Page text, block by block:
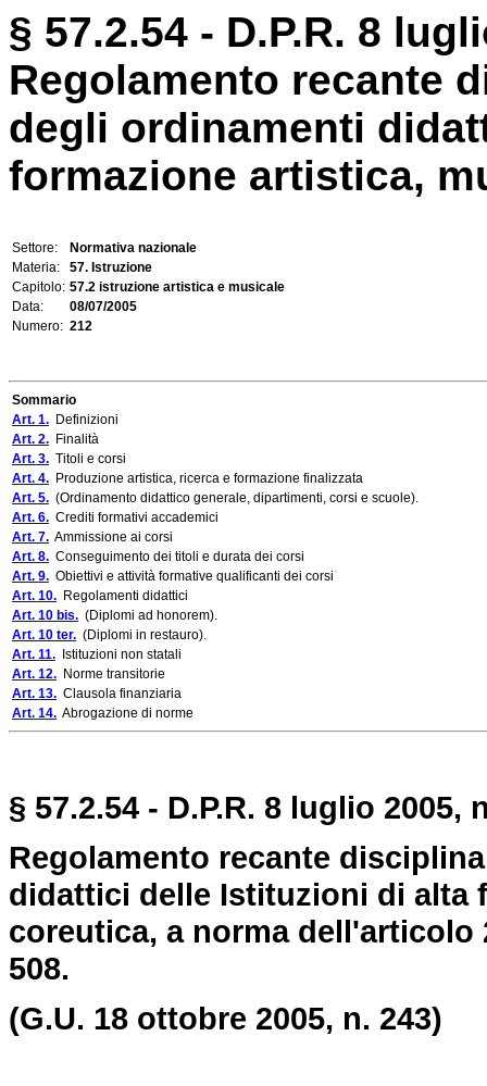
§ 57.2.54 - D.P.R. 8
Regolamento recante
degli ordinamenti
formazione artistica,
Settore:
Normativa nazionale
Materia:
57. Istruzione
Capitolo: 57.2 istruzione artistica e musicale
Data:
08/07/2005
Numero: 212
Sommario
Art. 1. Definizioni
Art. 2. Finalità
Art. 3. Titoli e corsi
Art. 4. Produzione artistica, ricerca e formazione finalizzata
Art. 5. (Ordinamento didattico generale, dipartimenti, corsi e scuole).
Art. 6. Crediti formativi accademici
Art. 7. Ammissione ai corsi
Art. 8. Conseguimento dei titoli e durata dei corsi
Art. 9. Obiettivi e attività formative qualificanti dei corsi
Art. 10. Regolamenti didattici
Art. 10 bis. (Diplomi ad honorem).
Art. 10 ter. (Diplomi in restauro).
Art. 11. Istituzioni non statali
Art. 12. Norme transitorie
Art. 13. Clausola finanziaria
Art. 14. Abrogazione di norme
§ 57.2.54 - D.P.R. 8 luglio 2005,
Regolamento recante
didattici delle Istituzioni di alta
coreutica, a norma dell'articolo
508.
(G.U. 18 ottobre 2005, n. 243)